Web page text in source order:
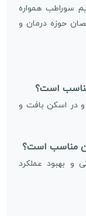
سوراطب همواره
حوزه درمان و
در اسکن بافت و
و بهبود عملکرد